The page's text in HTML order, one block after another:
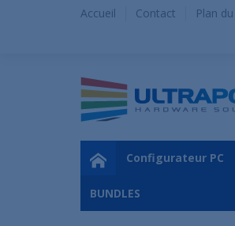
Accueil Contact Plan
Configurateur PC
BUNDLES